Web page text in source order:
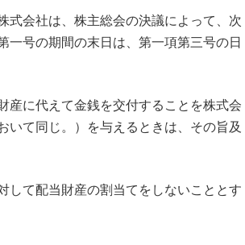
会社は、株主総会の決議によって、次
一号の期間の末日は、第一項第三号の日
に代えて金銭を交付することを株式会
いて同じ。）を与えるときは、その旨及
て配当財産の割当てをしないこととす